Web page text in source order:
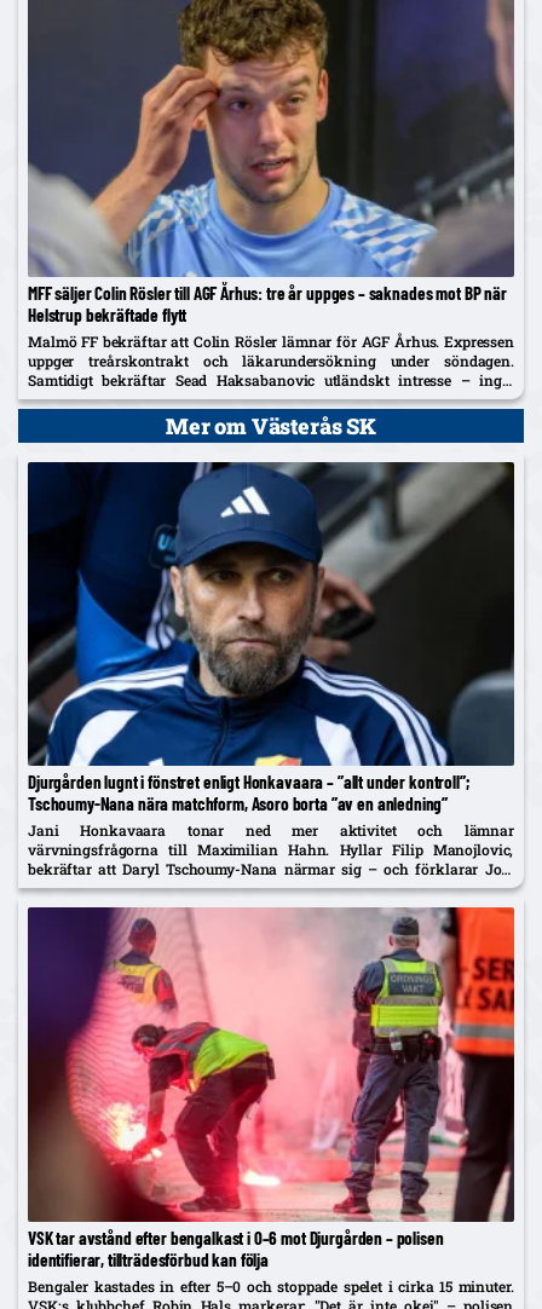
MFF säljer Colin Rösler till AGF Århus: tre år uppges – saknades mot BP när
Helstrup bekräftade flytt
Malmö FF bekräftar att Colin Rösler lämnar för AGF Århus. Expressen
uppger treårskontrakt och läkarundersökning under söndagen.
Samtidigt bekräftar Sead Haksabanovic utländskt intresse – inget
konkret ännu.
Mer om Västerås SK
Djurgården lugnt i fönstret enligt Honkavaara – ”allt under kontroll”;
Tschoumy-Nana nära matchform, Asoro borta ”av en anledning”
Jani Honkavaara tonar ned mer aktivitet och lämnar
värvningsfrågorna till Maximilian Hahn. Hyllar Filip Manojlovic,
bekräftar att Daryl Tschoumy-Nana närmar sig – och förklarar Joel
Asoros frånvaro med att han är borta "av en anledning".
VSK tar avstånd efter bengalkast i 0–6 mot Djurgården – polisen
identifierar, tillträdesförbud kan följa
Bengaler kastades in efter 5–0 och stoppade spelet i cirka 15 minuter.